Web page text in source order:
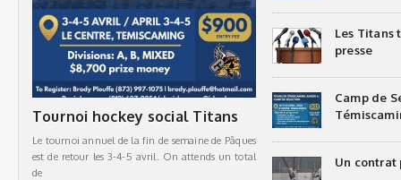
Tournoi hockey social Titans
Le tournoi annuel de la fin de semaine de Pâques
est de retour les 3-4-5 avril. On attends un total
de
Les Titans
presse
Camp de
Un contrat